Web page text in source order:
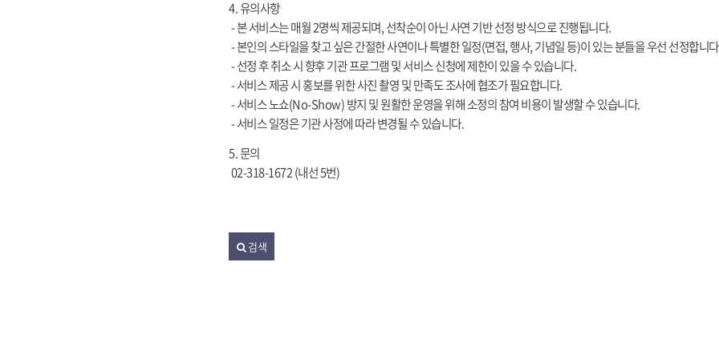
4. 유의사항
- 본 서비스는 매월 2명씩 제공되며, 선착순이 아닌 사연 기반 선정 방식으로 진행됩니다.
- 본인의 스타일을 찾고 싶은 간절한 사연이나 특별한 일정(면접, 행사, 기념일 등)이 있는 분들을 우선 선정합니
- 선정 후 취소 시 향후 기관 프로그램 및 서비스 신청에 제한이 있을 수 있습니다.
- 서비스 제공 시 홍보를 위한 사진 촬영 및 만족도 조사에 협조가 필요합니다.
- 서비스 노쇼(No-Show) 방지 및 원활한 운영을 위해 소정의 참여 비용이 발생할 수 있습니다.
- 서비스 일정은 기관 사정에 따라 변경될 수 있습니다.
5. 문의
02-318-1672 (내선 5번)
검색